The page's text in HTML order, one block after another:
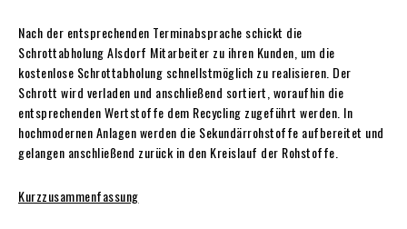
Nach der entsprechenden Terminabsprache schickt die
Schrottabholung Alsdorf Mitarbeiter zu ihren Kunden, um die
kostenlose Schrottabholung schnellstmöglich zu realisieren. Der
Schrott wird verladen und anschließend sortiert, woraufhin die
entsprechenden Wertstoffe dem Recycling zugeführt werden. In
hochmodernen Anlagen werden die Sekundärrohstoffe aufbereitet und
gelangen anschließend zurück in den Kreislauf der Rohstoffe.
Kurzzusammenfassung